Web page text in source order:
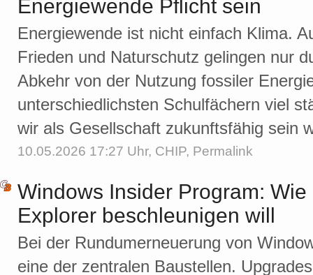
Energiewende Pflicht sein
Energiewende ist nicht einfach Klima.
Frieden und Naturschutz gelingen nur
Abkehr von der Nutzung fossiler
unterschiedlichsten Schulfächern viel
wir als Gesellschaft zukunftsfähig sein
10.05.2026 17:27 Uhr, CHIP, Permalink
Windows Insider Program:
Explorer beschleunigen will
Bei der Rundumerneuerung von
eine der zentralen Baustellen.